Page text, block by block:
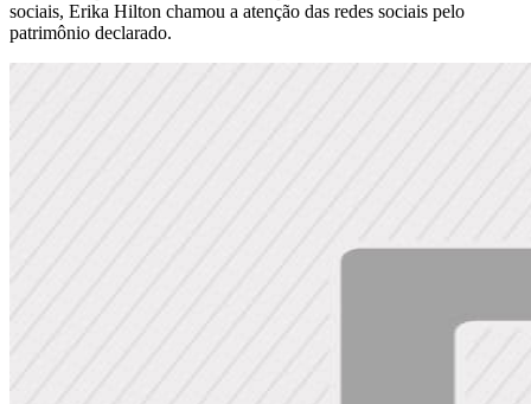
sociais, Erika Hilton chamou a atenção das redes sociais pelo
patrimônio declarado.